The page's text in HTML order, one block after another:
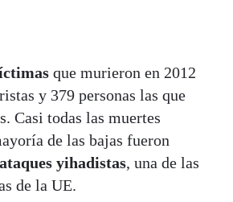
que murieron en 2012
y 379 personas las que
Casi todas las muertes
de las bajas fueron
ataques yihadistas, una de las
de la UE.